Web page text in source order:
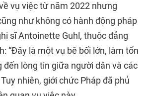
vụ việc từ năm 2022 nhưng
như không có hành động pháp
sĩ Antoinette Guhl, thuộc đảng
“Đây là một vụ bê bối lớn, làm tổn
đến lòng tin giữa người dân và các
nhiên, giới chức Pháp đã phủ